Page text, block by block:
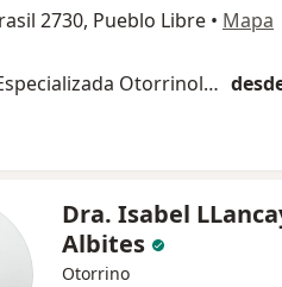
2730, Pueblo Libre • Mapa
Consulta Especializada Otorrinolaringológica
Dra. Isabel
Albites
Otorrino